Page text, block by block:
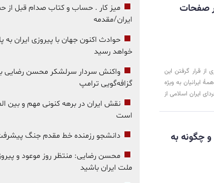
صفحات
قرار گرفتن این
ایرانیان به ویژه
ایران اسلامی از
چگونه به
میز کار . حساب و کتاب صدام قبل از
ایران/مقدمه
حوادث اکنون جهان با پیروزی ایران به
خواهد رسید
واکنش سردار سرلشکر محسن رضایی
گزافه‌گویی ترامپ
نقش ایران در برهه کنونی مهم و بین
است
دانشجو رزمنده خط مقدم جنگ
محسن رضایی: منتظر روز موعود و
ملت ایران باشید